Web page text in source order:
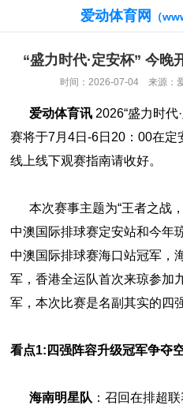
爱动体育网 （
“盛力时代·定安杯” 今晚
时间：2026-07-04 来源：
爱动体育讯 2026“盛力时代
赛将于7月4日-6日20：00在定
线上线下观赛指南请收好。
本次赛事主题为“王者之战
中澳国际排球赛定安站和今年
中澳国际排球赛海口站冠军，
军，香港全运队首次来琼参加
军，本次比赛是名副其实的四
看点1: 四强阵容升级冠军争夺
海南明星队 ：召回在排超